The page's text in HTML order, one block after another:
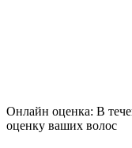
Онлайн оценка: В
оценку ваших волос